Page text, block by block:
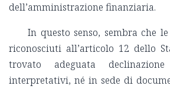
dell’amministrazione finanziaria.
In questo senso, sembra che
riconosciuti all’articolo 12 dello
trovato adeguata
interpretativi, né in sede di